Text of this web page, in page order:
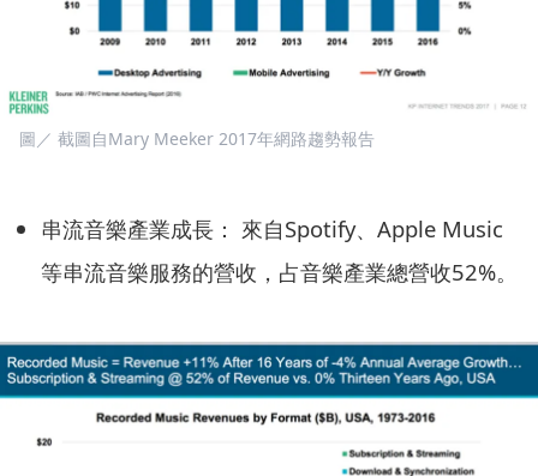
圖／ 截圖自Mary Meeker 2017年網路趨勢報告
串流音樂產業成長： 來自Spotify、Apple Music
等串流音樂服務的營收，占音樂產業總營收52%。